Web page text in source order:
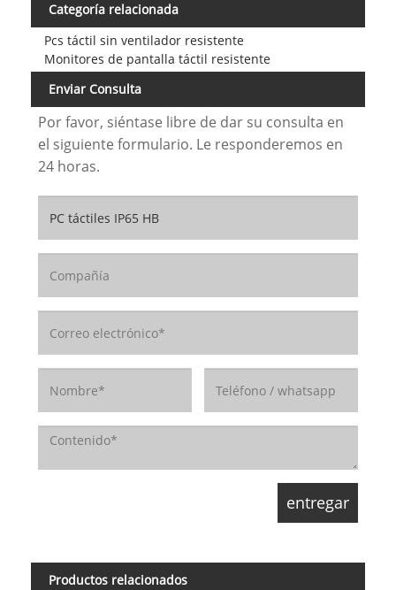
Categoría relacionada
Pcs táctil sin ventilador resistente
Monitores de pantalla táctil resistente
Enviar Consulta
Por favor, siéntase libre de dar su consulta en
el siguiente formulario. Le responderemos en
24 horas.
Productos relacionados